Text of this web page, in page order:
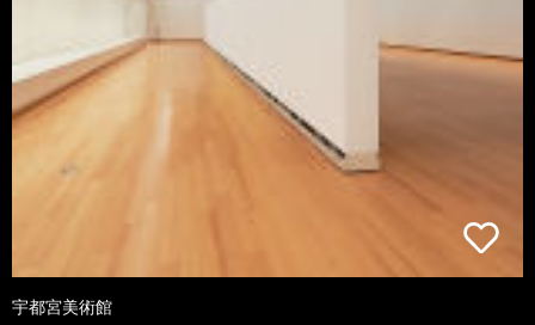
宇都宮美術館